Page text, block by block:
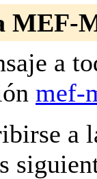
MEF-
a
mef-
a